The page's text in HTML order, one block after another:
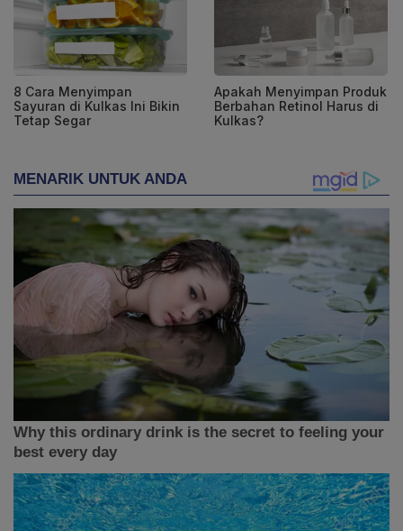
8 Cara Menyimpan
Sayuran di Kulkas Ini Bikin
Tetap Segar
Apakah Menyimpan Produk
Berbahan Retinol Harus di
Kulkas?